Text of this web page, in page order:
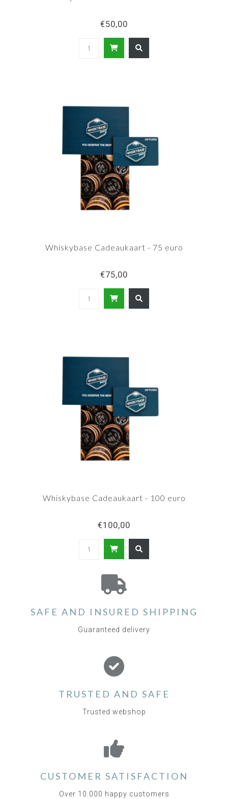
€50,00
Whiskybase Cadeaukaart - 75 euro
€75,00
Whiskybase Cadeaukaart - 100 euro
€100,00
SAFE AND INSURED SHIPPING
Guaranteed delivery
TRUSTED AND SAFE
Trusted webshop
CUSTOMER SATISFACTION
Over 10.000 happy customers